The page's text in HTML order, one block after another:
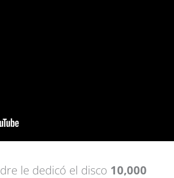
le dedicó el disco 10,000